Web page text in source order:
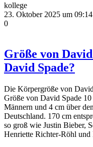
kollege
23. Oktober 2025 um 09:14
0
Größe von
David Spade?
Die Körpergröße von
Größe von David Spade
Männern und 4 cm über
Deutschland. 170 cm
so groß wie Justin Bieber,
Henriette Richter-Röhl und